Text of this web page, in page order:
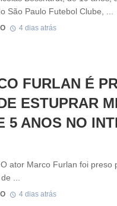
São Paulo Futebol Clube, ...
4 dias atrás
FURLAN É
ESTUPRAR
5 ANOS NO
ator Marco Furlan foi preso
...
4 dias atrás